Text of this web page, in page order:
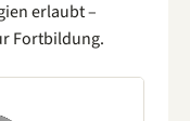
erlaubt –
Fortbildung.